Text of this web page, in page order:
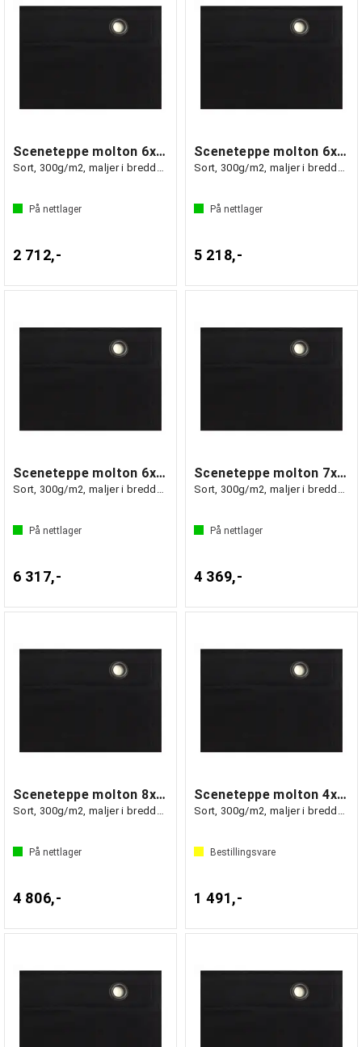
Sceneteppe molton 6x1,5m Ferdigsydd
Sort, 300g/m2, maljer i bredden (1.5m)
På nettlager
2 712,-
Sceneteppe molton 6x4m Ferdigsydd
Sort, 300g/m2, maljer i bredden (4m)
På nettlager
5 218,-
Sceneteppe molton 6x5m Ferdigsydd
Sort, 300g/m2, maljer i bredden (5m)
På nettlager
6 317,-
Sceneteppe molton 7x3m Ferdigsydd
Sort, 300g/m2, maljer i bredden (3m)
På nettlager
4 369,-
Sceneteppe molton 8x3m Ferdigsydd
Sort, 300g/m2, maljer i bredden (3m)
På nettlager
4 806,-
Sceneteppe molton 4x3m Ferdigsydd
Sort, 300g/m2, maljer i bredden (3m)
Bestillingsvare
1 491,-